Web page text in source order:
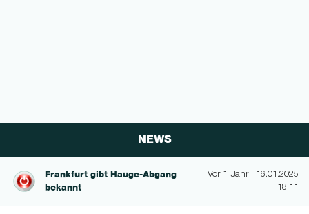
NEWS
Frankfurt gibt Hauge-Abgang
bekannt
Vor 1 Jahr | 16.01.2025
18:11